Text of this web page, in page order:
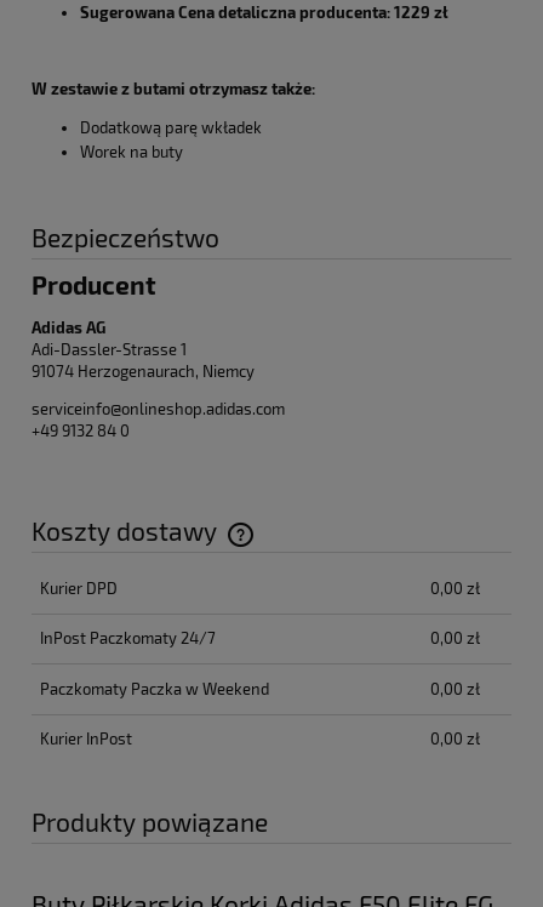
Sugerowana Cena detaliczna producenta: 1229 zł
W zestawie z butami otrzymasz także:
Dodatkową parę wkładek
Worek na buty
Bezpieczeństwo
Producent
Adidas AG
Adi-Dassler-Strasse 1
91074 Herzogenaurach, Niemcy
serviceinfo@onlineshop.adidas.com
+49 9132 84 0
Koszty dostawy
Cena nie zawiera ewentualnych kosztów płatności
Kurier DPD 0,00 zł
InPost Paczkomaty 24/7 0,00 zł
Paczkomaty Paczka w Weekend 0,00 zł
Kurier InPost 0,00 zł
Produkty powiązane